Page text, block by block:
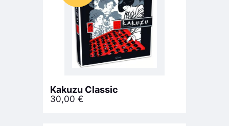
Kakuzu Classic
30,00 €